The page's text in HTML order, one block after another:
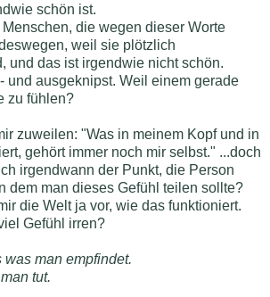
schön ist.
die wegen dieser Worte
weil sie plötzlich
und das ist irgendwie nicht schön.
und ausgeknipst. Weil einem gerade
zu fühlen?
zuweilen: "Was in meinem Kopf und in
gehört immer noch mir selbst." ...doch
irgendwann der Punkt, die Person
dem man dieses Gefühl teilen sollte?
die Welt ja vor, wie das funktioniert.
Gefühl irren?
man empfindet.
tut.